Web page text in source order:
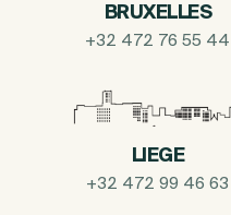
BRUXELLES
+32 472 76 55 44
LIEGE
+32 472 99 46 63